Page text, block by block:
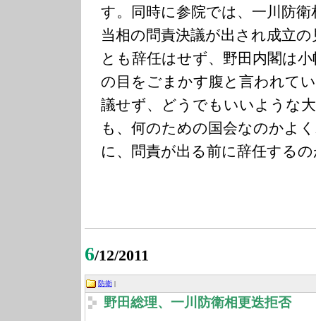
す。同時に参院では、一川防
当相の問責決議が出され成立
とも辞任はせず、野田内閣は
の目をごまかす腹と言われて
議せず、どうでもいいような
も、何のための国会なのかよ
に、問責が出る前に辞任する
6/12/2011
防衛 |
野田総理、一川防衛相更迭拒否